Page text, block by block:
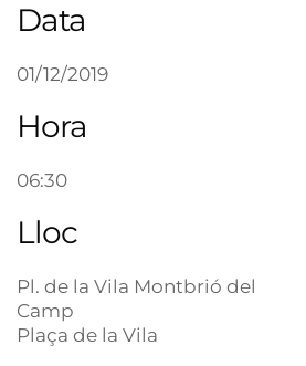
Data
01/12/2019
Hora
06:30
Lloc
Pl. de la Vila Montbrió del
Camp
Plaça de la Vila